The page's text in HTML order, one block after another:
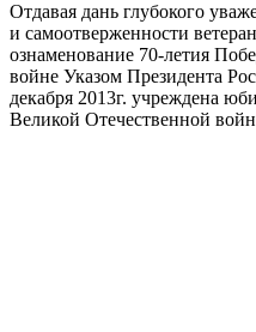
Отдавая дань глубокого
и самоотверженности
ознаменование 70-летия
войне Указом Президента
декабря 2013г. учреждена
Великой Отечественной